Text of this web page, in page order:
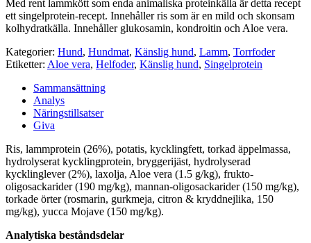
Med rent lammkött som enda animaliska proteinkälla är detta recept
ett singelprotein-recept. Innehåller ris som är en mild och skonsam
kolhydratkälla. Innehåller glukosamin, kondroitin och Aloe vera.
Kategorier: Hund, Hundmat, Känslig hund, Lamm, Torrfoder
Etiketter: Aloe vera, Helfoder, Känslig hund, Singelprotein
Sammansättning
Analys
Näringstillsatser
Giva
Ris, lammprotein (26%), potatis, kycklingfett, torkad äppelmassa,
hydrolyserat kycklingprotein, bryggerijäst, hydrolyserad
kycklinglever (2%), laxolja, Aloe vera (1.5 g/kg), frukto-
oligosackarider (190 mg/kg), mannan-oligosackarider (150 mg/kg),
torkade örter (rosmarin, gurkmeja, citron & kryddnejlika, 150
mg/kg), yucca Mojave (150 mg/kg).
Analytiska beståndsdelar